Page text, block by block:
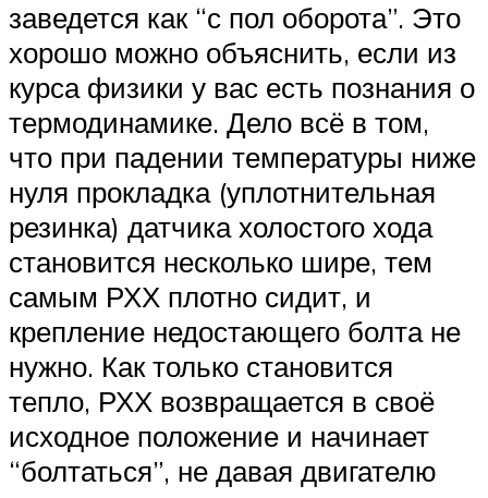
заведется как “с пол оборота”. Это
хорошо можно объяснить, если из
курса физики у вас есть познания о
термодинамике. Дело всё в том,
что при падении температуры ниже
нуля прокладка (уплотнительная
резинка) датчика холостого хода
становится несколько шире, тем
самым РХХ плотно сидит, и
крепление недостающего болта не
нужно. Как только становится
тепло, РХХ возвращается в своё
исходное положение и начинает
“болтаться”, не давая двигателю